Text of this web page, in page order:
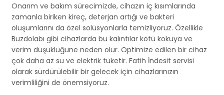
Onarım ve bakım sürecimizde, cihazın iç kısımlarında
zamanla biriken kireç, deterjan artığı ve bakteri
oluşumlarını da özel solüsyonlarla temizliyoruz. Özellikle
Buzdolabı gibi cihazlarda bu kalıntılar kötü kokuya ve
verim düşüklüğüne neden olur. Optimize edilen bir cihaz
çok daha az su ve elektrik tüketir. Fatih İndesit servisi
olarak sürdürülebilir bir gelecek için cihazlarınızın
verimliliğini de önemsiyoruz.